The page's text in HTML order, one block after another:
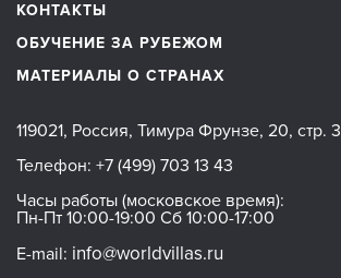
КОНТАКТЫ
ОБУЧЕНИЕ ЗА РУБЕЖОМ
МАТЕРИАЛЫ О СТРАНАХ
119021, Россия, Тимура Фрунзе, 20, стр. 3
Телефон: +7 (499) 703 13 43
Часы работы (московское время):
Пн-Пт 10:00-19:00 Сб 10:00-17:00
E-mail: info@worldvillas.ru